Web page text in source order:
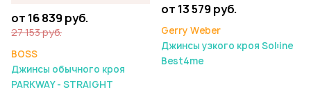
от 16 839 руб.
27 153 руб.
BOSS
Джинсы обычного кроя
PARKWAY - STRAIGHT
от 13 579 руб.
Gerry Weber
Джинсы узкого кроя Sol꞉ine
Best4me